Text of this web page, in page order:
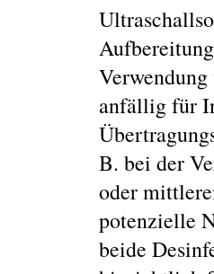
anfällig für
B. bei der
oder
potenzielle
beide